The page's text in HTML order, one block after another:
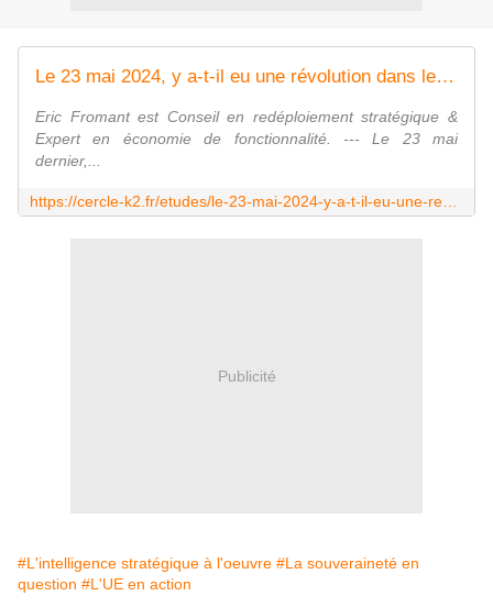
Le 23 mai 2024, y a-t-il eu une révolution dans les instances européennes ? Cercle K2
Eric Fromant est Conseil en redéploiement stratégique &
Expert en économie de fonctionnalité. --- Le 23 mai
dernier,...
Publicité
#L'intelligence stratégique à l'oeuvre #La souveraineté en
question #L'UE en action